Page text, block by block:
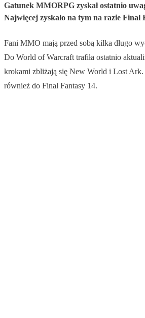
Gatunek MMORPG zyskał ostatnio
Najwięcej zyskało na tym na razie Final
Fani MMO mają przed sobą kilka długo
Do World of Warcraft trafiła ostatnio
krokami zbliżają się New World i Lost Ark.
również do Final Fantasy 14.